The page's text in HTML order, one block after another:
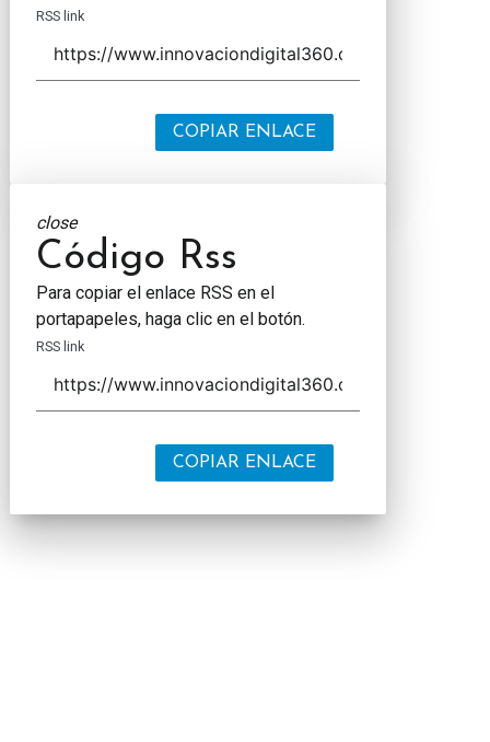
RSS link
COPIAR ENLACE
close
Código Rss
Para copiar el enlace RSS en el
portapapeles, haga clic en el botón.
RSS link
COPIAR ENLACE